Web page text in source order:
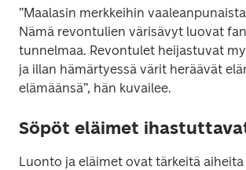
”Maalasin merkkeihin
Nämä revontulien värisävyt luovat
tunnelmaa. Revontulet heijastuvat
ja illan hämärtyessä värit heräävät
elämäänsä”, hän kuvailee.
Söpöt eläimet
Luonto ja eläimet ovat tärkeitä